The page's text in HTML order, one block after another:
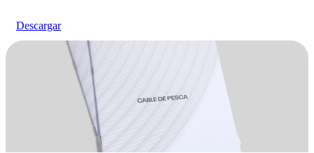
Descargar